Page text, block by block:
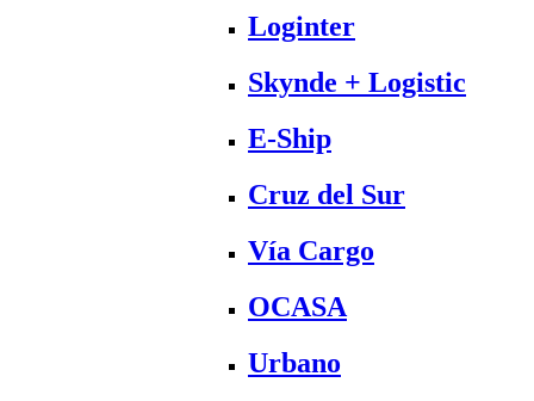
Loginter
Skynde + Logistic
E-Ship
Cruz del Sur
Vía Cargo
OCASA
Urbano